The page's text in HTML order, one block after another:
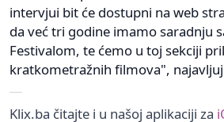
intervjui bit će dostupni na web
da već tri godine imamo saradnju
Festivalom, te ćemo u toj sekciji
kratkometražnih filmova",
Klix.ba čitajte i u našoj aplikaciji za